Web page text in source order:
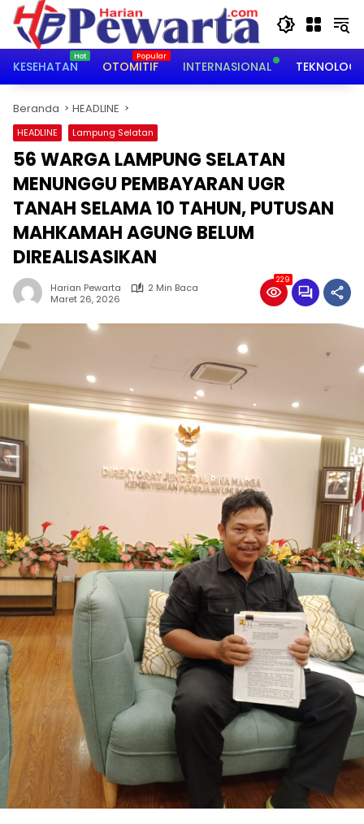
Langsung
konten
KESEHATAN
OTOMITIF INTERNASIONAL TEKNOLOGI
Beranda HEADLINE
HEADLINE Lampung Selatan
56 WARGA LAMPUNG SELATAN
MENUNGGU PEMBAYARAN UGR
TANAH SELAMA 10 TAHUN, PUTUSAN
MAHKAMAH AGUNG BELUM
DIREALISASIKAN
Harian Pewarta
2 Min Baca
Maret 26, 2026
229